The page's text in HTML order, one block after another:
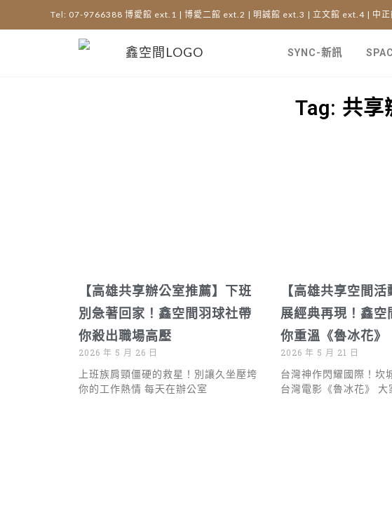
Tel: 07-9766388 博愛館 ext.1 | 博愛二館 ext.2 | 明誠館 ext.3 | 立文館 ext.4 | 中
SYNC-新訊
Tag: 共享
【高雄共享辦公室推薦】下班
別急著回家！鑫空間羽球社帶
你殺出職場高壓
2026 年 5 月 26 日
上班族肩頸僵硬的救星！別讓久坐壓垮
你的工作熱情 每天在辦公室
【高雄共享空間
展經典再現！鑫空
你重溫《魯冰花》
2026 年 5 月 21 日
台灣神作閃耀國際！坎
台灣電影《魯冰花》 大